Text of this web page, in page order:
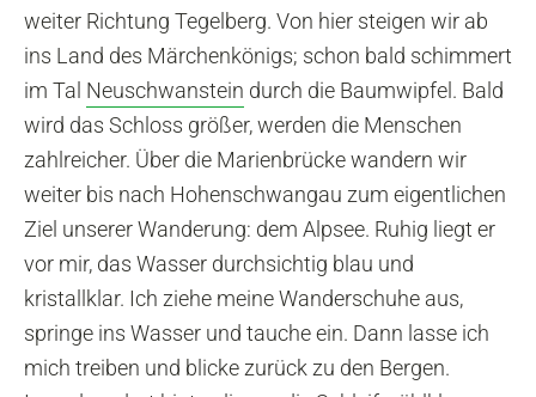
weiter Richtung Tegelberg. Von hier steigen wir ab
ins Land des Märchenkönigs; schon bald schimmert
im Tal Neuschwanstein durch die Baumwipfel. Bald
wird das Schloss größer, werden die Menschen
zahlreicher. Über die Marienbrücke wandern wir
weiter bis nach Hohenschwangau zum eigentlichen
Ziel unserer Wanderung: dem Alpsee. Ruhig liegt er
vor mir, das Wasser durchsichtig blau und
kristallklar. Ich ziehe meine Wanderschuhe aus,
springe ins Wasser und tauche ein. Dann lasse ich
mich treiben und blicke zurück zu den Bergen.